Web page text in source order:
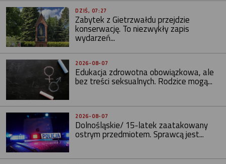
DZIŚ, 07:27
Zabytek z Gietrzwałdu przejdzie
konserwację. To niezwykły zapis
wydarzeń...
2026-08-07
Edukacja zdrowotna obowiązkowa, ale
bez treści seksualnych. Rodzice mogą...
2026-08-07
Dolnośląskie/ 15-latek zaatakowany
ostrym przedmiotem. Sprawcą jest...